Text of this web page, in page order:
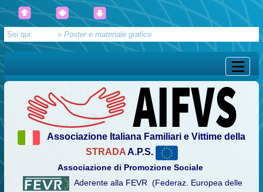
Sei qui: » Poster e materiale grafico
Associazione Italiana Familiari e Vittime della
STRADAA.P.S.
Associazione di Promozione Sociale
Aderente alla FEVR (Federaz. Europea delle